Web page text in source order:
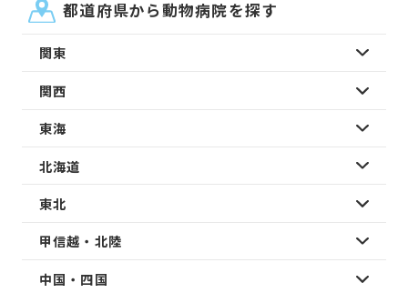
都道府県から動物病院を探す
関東
関西
東海
北海道
東北
甲信越・北陸
中国・四国